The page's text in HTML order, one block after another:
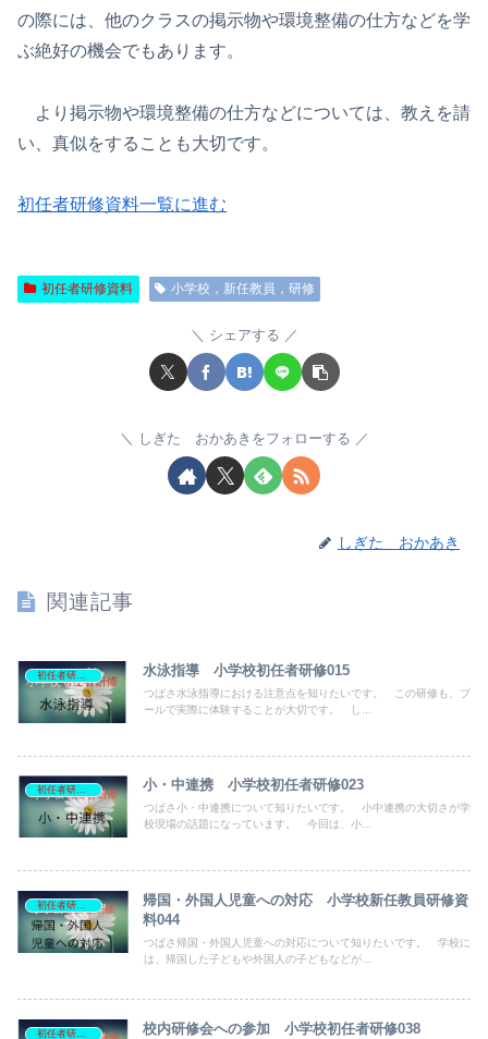
の際には、他のクラスの掲示物や環境整備の仕方などを学
ぶ絶好の機会でもあります。
より掲示物や環境整備の仕方などについては、教えを請
い、真似をすることも大切です。
初任者研修資料一覧に進む
初任者研修資料 小学校，新任教員，研修
シェアする
しぎた おかあきをフォローする
しぎた おかあき
関連記事
水泳指導 小学校初任者研修015
つばさ水泳指導における注意点を知りたいです。 この研修も、プ
ールで実際に体験することが大切です。 し...
初任者研修資料 小・中連携 小学校初任者研修023
つばさ小・中連携について知りたいです。 小中連携の大切さが学
校現場の話題になっています。 今回は、小...
初任者研修資料
帰国・外国人児童への対応 小学校新任教員研修資
料044
つばさ帰国・外国人児童への対応について知りたいです。 学校に
は、帰国した子どもや外国人の子どもなどが...
校内研修会への参加 小学校初任者研修038